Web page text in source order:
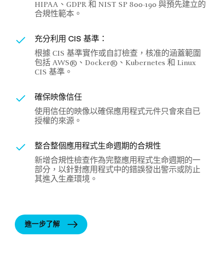
HIPAA、GDPR 和 NIST SP 800-190 與預先建立的
合規性範本。
充分利用 CIS 基準：
根據 CIS 基準實作或自訂檢查，核准的涵蓋範圍
包括 AWS®、Docker®、Kubernetes 和 Linux
CIS 基準。
確保映像信任
使用信任的映像以確保應用程式元件只會來自已
授權的來源。
整合整個應用程式生命週期的合規性
新增合規性檢查作為完整應用程式生命週期的一
部分，以針對應用程式中的錯誤發出警示或防止
其進入生產環境。
進一步了解